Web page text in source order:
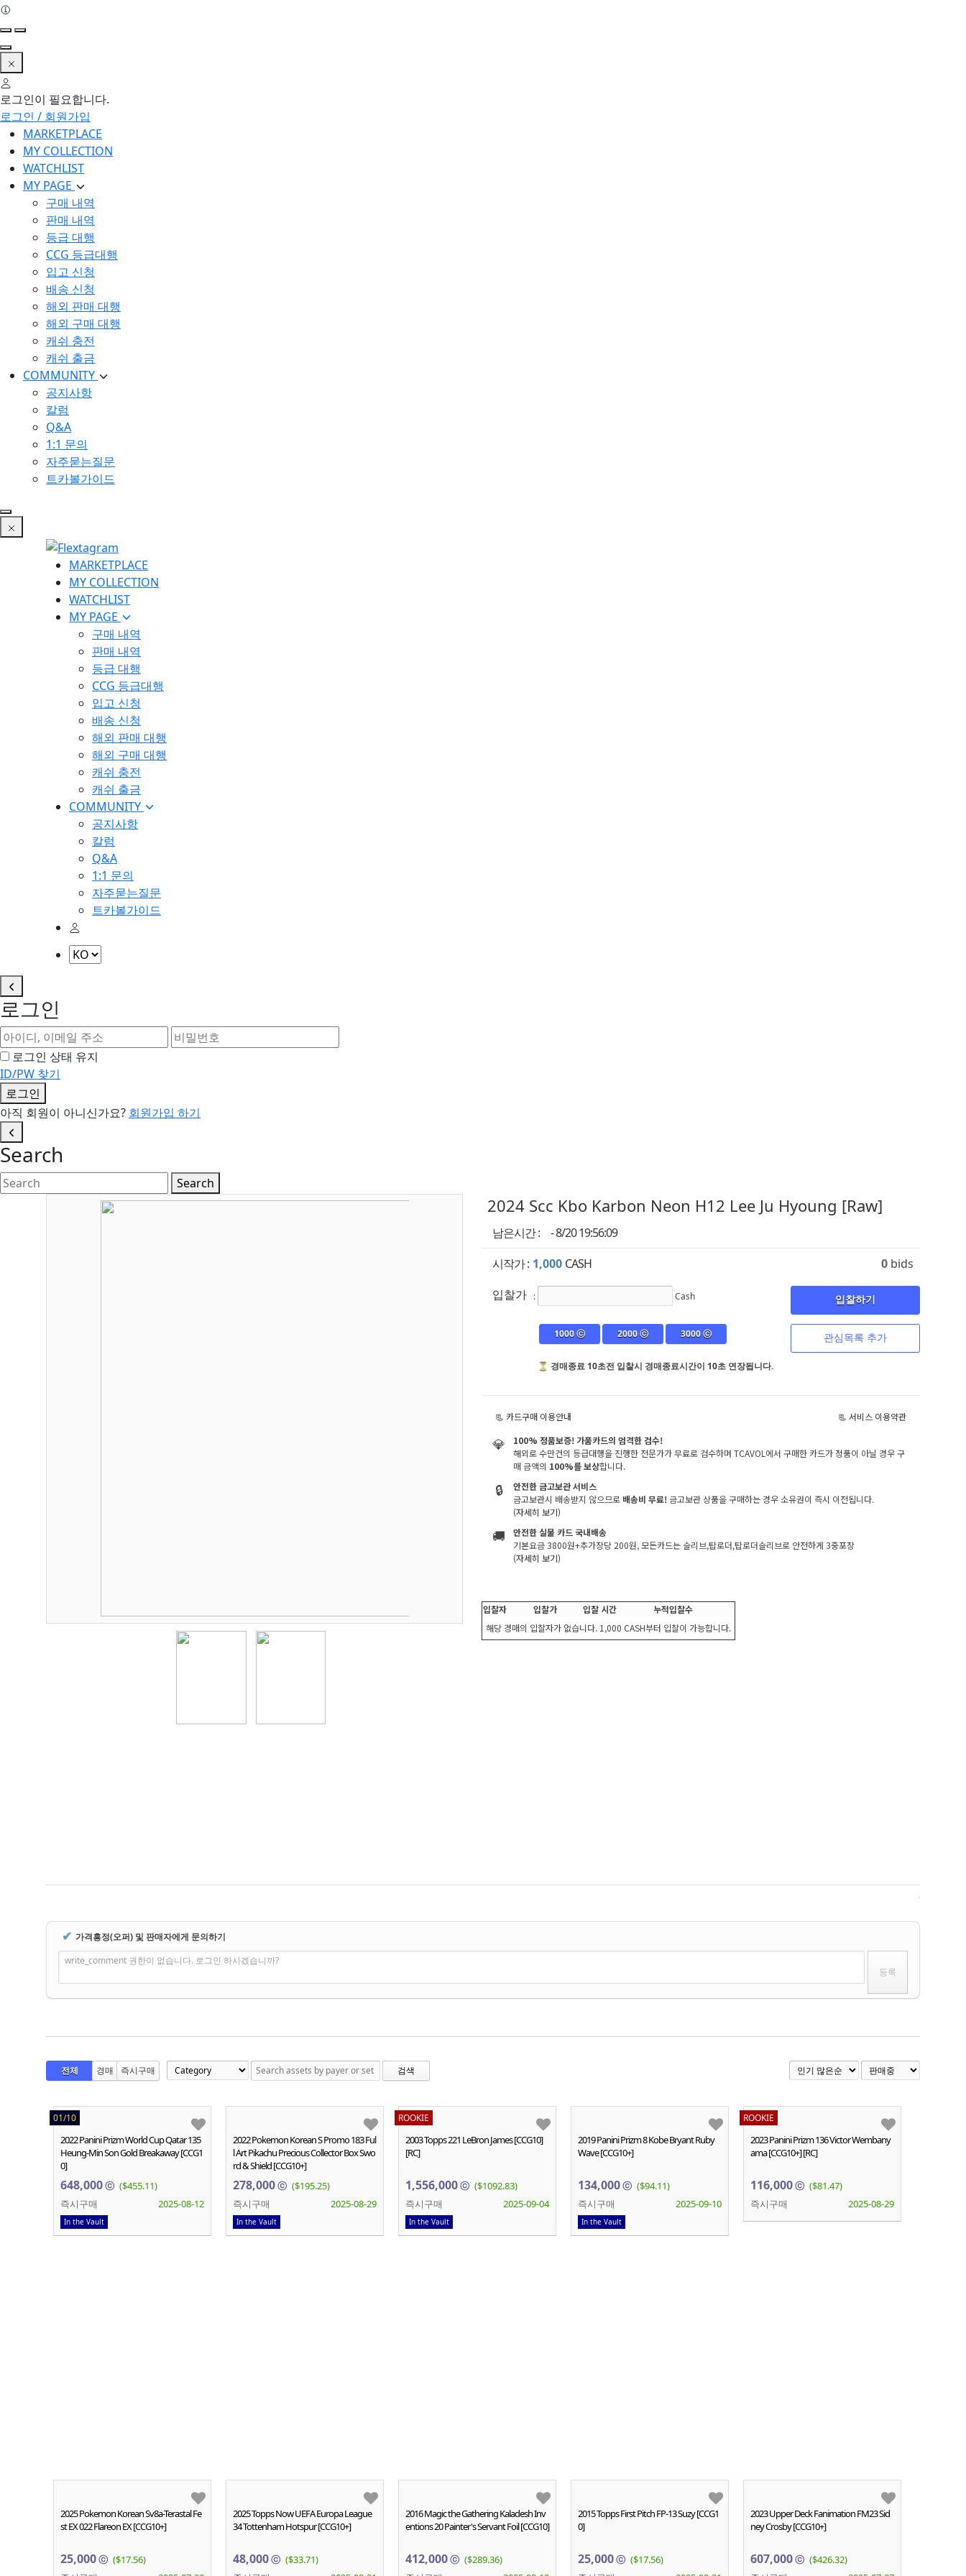
로그인이 필요합니다.
로그인 / 회원가입
MARKETPLACE
MY COLLECTION
WATCHLIST
MY PAGE
구매 내역
판매 내역
등급 대행
CCG 등급대행
입고 신청
배송 신청
해외 판매 대행
해외 구매 대행
캐쉬 충전
캐쉬 출금
COMMUNITY
공지사항
칼럼
Q&A
1:1 문의
자주묻는질문
트카볼가이드
MARKETPLACE
MY COLLECTION
WATCHLIST
MY PAGE
구매 내역
판매 내역
등급 대행
CCG 등급대행
입고 신청
배송 신청
해외 판매 대행
해외 구매 대행
캐쉬 충전
캐쉬 출금
COMMUNITY
공지사항
칼럼
Q&A
1:1 문의
자주묻는질문
트카볼가이드
로그인
로그인 상태 유지
ID/PW 찾기
로그인
아직 회원이 아니신가요? 회원가입 하기
Search
Search
2024 Scc Kbo Karbon Neon H12 Lee Ju Hyoung [Raw]
남은시간 :
- 8/20 19:56:09
시작가 : 1,000 CASH 0 bids
입찰가 : Cash 입찰하기
1000 ⓒ 2000 ⓒ 3000 ⓒ 관심목록 추가
⏳ 경매종료 10초전 입찰시 경매종료시간이 10초 연장됩니다.
📃 카드구매 이용안내 📃 서비스 이용약관
💎
100% 정품보증! 가품카드의 엄격한 검수!
해외로 수만건의 등급대행을 진행한 전문가가 무료로 검수하며 TCAVOL에서 구매한 카드가 정품이 아닐 경우 구
매 금액의 100%를 보상합니다.
🔒
안전한 금고보관 서비스
금고보관시 배송받지 않으므로 배송비 무료! 금고보관 상품을 구매하는 경우 소유권이 즉시 이전됩니다.
(자세히 보기)
🚚
안전한 실물 카드 국내배송
기본요금 3800원+추가장당 200원, 모든카드는 슬리브,탑로더,탑로더슬리브로 안전하게 3중포장
(자세히 보기)
입찰자 입찰가 입찰 시간
누적입찰수
해당 경매의 입찰자가 없습니다. 1,000 CASH부터 입찰이 가능합니다.
✔ 가격흥정(오퍼) 및 판매자에게 문의하기
write_comment 권한이 없습니다. 로그인 하시겠습니까?
전체 경매 즉시구매 검색
01/10
2022 Panini Prizm World Cup Qatar 135
Heung-Min Son Gold Breakaway [CCG1
0]
648,000ⓒ ($455.11)
즉시구매
2025-08-12
In the Vault
2022 Pokemon Korean S Promo 183 Ful
l Art Pikachu Precious Collector Box Swo
rd & Shield [CCG10+]
278,000ⓒ ($195.25)
즉시구매
2025-08-29
In the Vault
ROOKIE
2003 Topps 221 LeBron James [CCG10]
[RC]
1,556,000ⓒ ($1092.83)
즉시구매
2025-09-04
In the Vault
2019 Panini Prizm 8 Kobe Bryant Ruby
Wave [CCG10+]
134,000ⓒ ($94.11)
즉시구매
2025-09-10
In the Vault
ROOKIE
2023 Panini Prizm 136 Victor Wembany
ama [CCG10+] [RC]
116,000ⓒ ($81.47)
즉시구매
2025-08-29
2025 Pokemon Korean Sv8a-Terastal Fe
st EX 022 Flareon EX [CCG10+]
25,000ⓒ ($17.56)
2025 Topps Now UEFA Europa League
34 Tottenham Hotspur [CCG10+]
48,000ⓒ ($33.71)
2016 Magic the Gathering Kaladesh Inv
entions 20 Painter's Servant Foil [CCG10]
412,000ⓒ ($289.36)
2015 Topps First Pitch FP-13 Suzy [CCG1
0]
25,000ⓒ ($17.56)
2023 Upper Deck Fanimation FM23 Sid
ney Crosby [CCG10+]
607,000ⓒ ($426.32)